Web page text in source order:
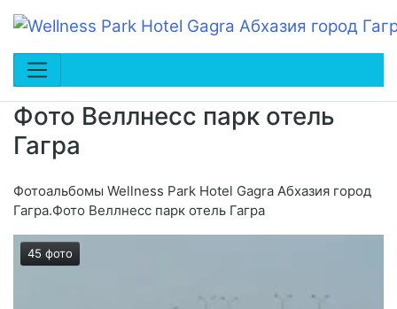
Фото Веллнесс парк отель
Гагра
Фотоальбомы Wellness Park Hotel Gagra Абхазия город
Гагра.Фото Веллнесс парк отель Гагра
45 фото